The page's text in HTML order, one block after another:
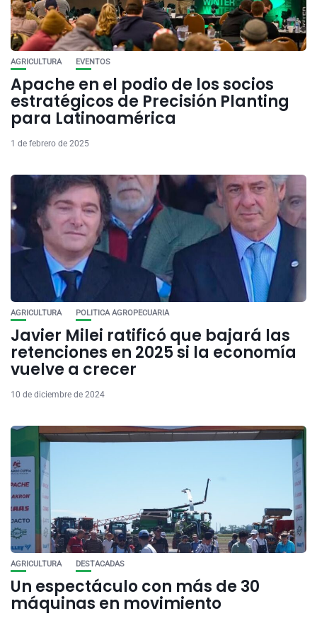
AGRICULTURA EVENTOS
Apache en el podio de los socios
estratégicos de Precisión Planting
para Latinoamérica
1 de febrero de 2025
AGRICULTURA POLITICA AGROPECUARIA
Javier Milei ratificó que bajará las
retenciones en 2025 si la economía
vuelve a crecer
10 de diciembre de 2024
AGRICULTURA DESTACADAS
Un espectáculo con más de 30
máquinas en movimiento